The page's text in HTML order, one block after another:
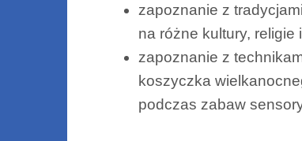
zapoznanie z
na różne kultury,
zapoznanie z
koszyczka
podczas zabaw